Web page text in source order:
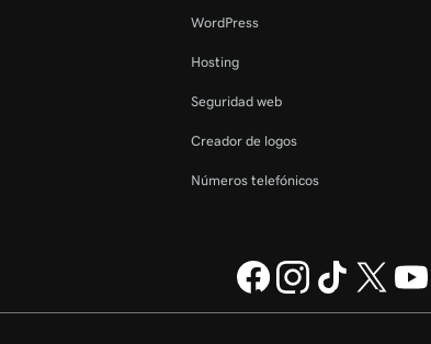
WordPress
Hosting
Seguridad web
Creador de logos
Números telefónicos